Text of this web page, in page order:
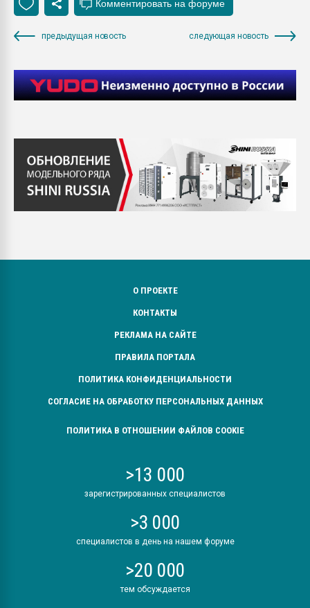
предыдущая новость следующая новость
О ПРОЕКТЕ
КОНТАКТЫ
РЕКЛАМА НА САЙТЕ
ПРАВИЛА ПОРТАЛА
ПОЛИТИКА КОНФИДЕНЦИАЛЬНОСТИ
СОГЛАСИЕ НА ОБРАБОТКУ ПЕРСОНАЛЬНЫХ ДАННЫХ
ПОЛИТИКА В ОТНОШЕНИИ ФАЙЛОВ COOKIE
>13 000
зарегистрированных специалистов
>3 000
специалистов в день на нашем форуме
>20 000
тем обсуждается